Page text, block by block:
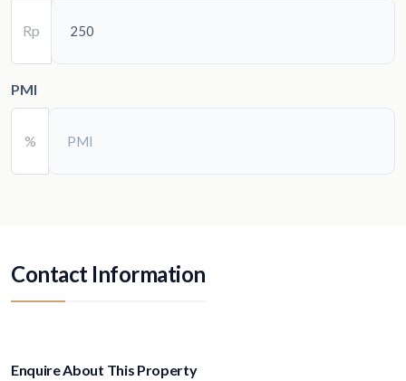
Rp
PMI
%
Contact Information
Enquire About This Property